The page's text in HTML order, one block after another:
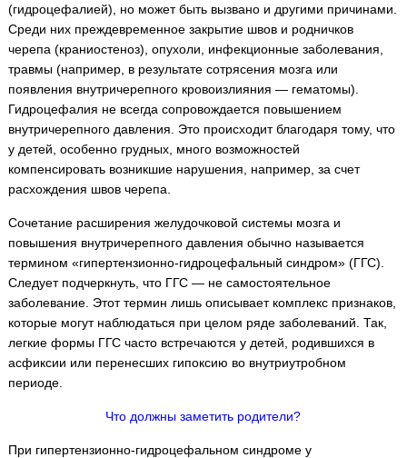
(гидроцефалией), но может быть вызвано и другими причинами.
Среди них преждевременное закрытие швов и родничков
черепа (краниостеноз), опухоли, инфекционные заболевания,
травмы (например, в результате сотрясения мозга или
появления внутричерепного кровоизлияния — гематомы).
Гидроцефалия не всегда сопровождается повышением
внутричерепного давления. Это происходит благодаря тому, что
у детей, особенно грудных, много возможностей
компенсировать возникшие нарушения, например, за счет
расхождения швов черепа.
Сочетание расширения желудочковой системы мозга и
повышения внутричерепного давления обычно называется
термином «гипертензионно-гидроцефальный синдром» (ГГС).
Следует подчеркнуть, что ГГС — не самостоятельное
заболевание. Этот термин лишь описывает комплекс признаков,
которые могут наблюдаться при целом ряде заболеваний. Так,
легкие формы ГГС часто встречаются у детей, родившихся в
асфиксии или перенесших гипоксию во внутриутробном
периоде.
Что должны заметить родители?
При гипертензионно-гидроцефальном синдроме у